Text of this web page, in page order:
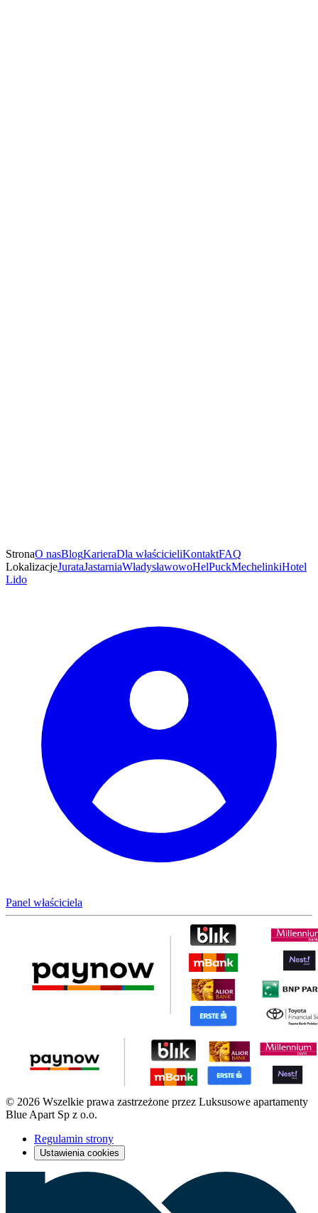
StronaO nasBlogKarieraDla właścicieliKontaktFAQ
LokalizacjeJurataJastarniaWładysławowoHelPuckMechelinkiHotel
Lido
Panel właściciela
© 2026 Wszelkie prawa zastrzeżone przez Luksusowe apartamenty
Blue Apart Sp z o.o.
Regulamin strony
Ustawienia cookies